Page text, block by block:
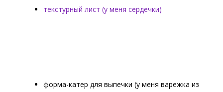
текстурный лист (у меня сердечки)
форма-катер для выпечки (у меня варежка из